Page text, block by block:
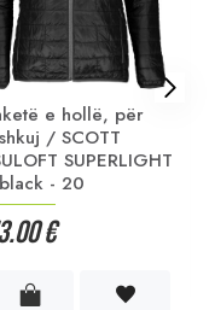
e hollë, për
/ SCOTT
SUPERLIGHT
- 20
€